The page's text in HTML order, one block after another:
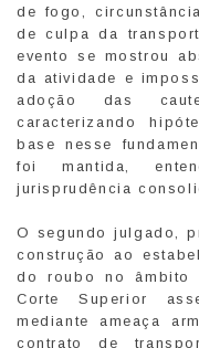
de fogo,
de culpa da
evento se mostrou
da atividade e
adoção das
caracterizando
base nesse
foi mantida,
jurisprudência
O segundo julgado,
construção ao
do roubo no âmbito
Corte Superior
mediante ameaça
contrato de